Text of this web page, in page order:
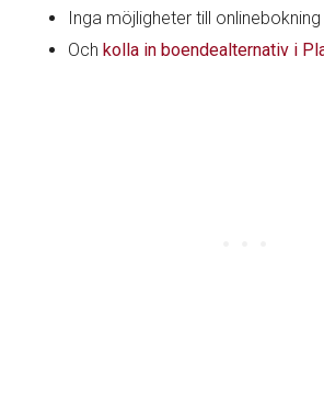
Inga möjligheter till onlinebokning
Ochkolla in boendealternativ i